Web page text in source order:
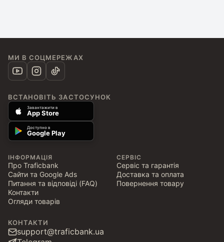
МИ В СОЦМЕРЕЖАХ
ВСТАНОВІТЬ ЗАСТОСУНОК
Завантажити в
App Store
Доступно в
Google Play
ІНФОРМАЦІЯ
Про Traficbank
Сайти та Google Ads
Питання та відповіді (FAQ)
Контакти
Огляди товарів
СЕРВІС
Сервіс та гарантія
Доставка та оплата
Повернення товару
КОНТАКТИ
support@traficbank.ua